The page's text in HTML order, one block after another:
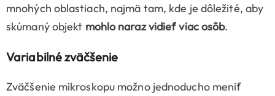
mnohých oblastiach, najmä tam, kde je dôležité, aby
skúmaný objekt mohlo naraz vidieť viac osôb.
Variabilné zväčšenie
Zväčšenie mikroskopu možno jednoducho meniť